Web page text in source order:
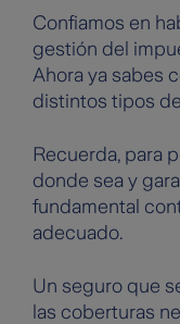
Confiamos en
gestión del
Ahora ya sabes
distintos tipos
Recuerda, para
donde sea y
fundamental
adecuado.
Un seguro que
las coberturas